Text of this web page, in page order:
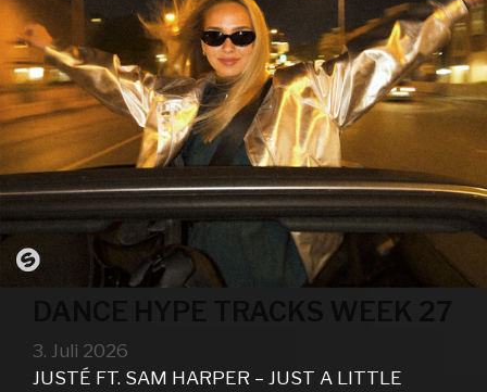
3. Juli 2026
JUSTÉ FT. SAM HARPER – JUST A LITTLE